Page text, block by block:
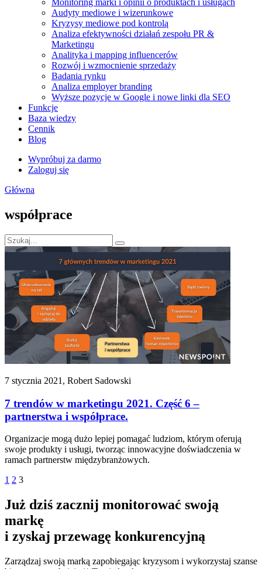
Monitoring marki i opinii o produktach i usługach
Audyty mediowe i wizerunkowe
Kryzysy mediowe pod kontrolą
Analiza efektywności działań zespołu PR &
Marketingu
Analityka i mapping influencerów
Rozwój i wzmocnienie sprzedaży
Badania rynku
Analiza employer branding
Wyższe pozycje w Google i nowe linki dla SEO
Funkcje
Baza wiedzy
Cennik
Blog
Wypróbuj za darmo
Zaloguj się
Główna
współprace
7 stycznia 2021, Robert Sadowski
7 trendów w marketingu 2021. Część 6 –
partnerstwa i współprace.
Organizacje mogą dużo lepiej pomagać ludziom, którym oferują
swoje produkty i usługi, tworząc innowacyjne doświadczenia w
ramach partnerstw międzybranżowych.
1 2 3
Już dziś zacznij monitorować swoją
markę
i zyskaj przewagę konkurencyjną
Zarządzaj swoją marką zapobiegając kryzysom i wykorzystaj szanse